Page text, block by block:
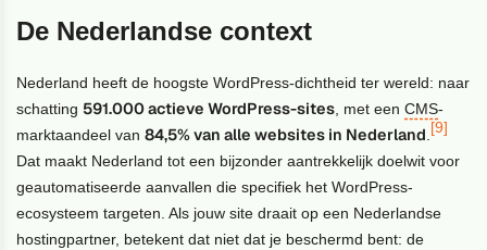
De Nederlandse context
Nederland heeft de hoogste WordPress-dichtheid ter wereld: naar
schatting 591.000 actieve WordPress-sites, met eenCMS-
marktaandeel van84,5% van alle websites in Nederland.[9]
Dat maakt Nederland tot een bijzonder aantrekkelijk doelwit voor
geautomatiseerde aanvallen die specifiek het WordPress-
ecosysteem targeten. Als jouw site draait op een Nederlandse
hostingpartner, betekent dat niet dat je beschermd bent: de